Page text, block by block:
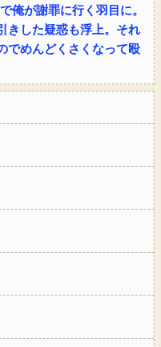
俺が謝罪に行く羽目に。
きした疑惑も浮上。それ
でめんどくさくなって殴